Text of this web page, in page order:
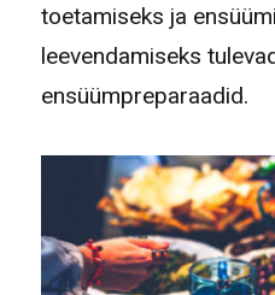
toetamiseks ja
leevendamiseks
ensüümpreparaadid.